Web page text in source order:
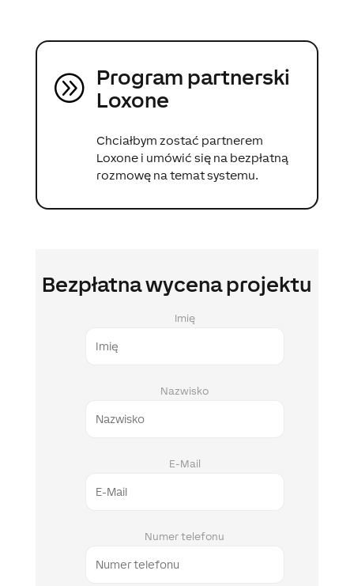
A Program partnerski
Loxone
Chciałbym zostać partnerem
Loxone i umówić się na bezpłatną
rozmowę na temat systemu.
Bezpłatna wycena projektu
Imię
Nazwisko
E-Mail
Numer telefonu